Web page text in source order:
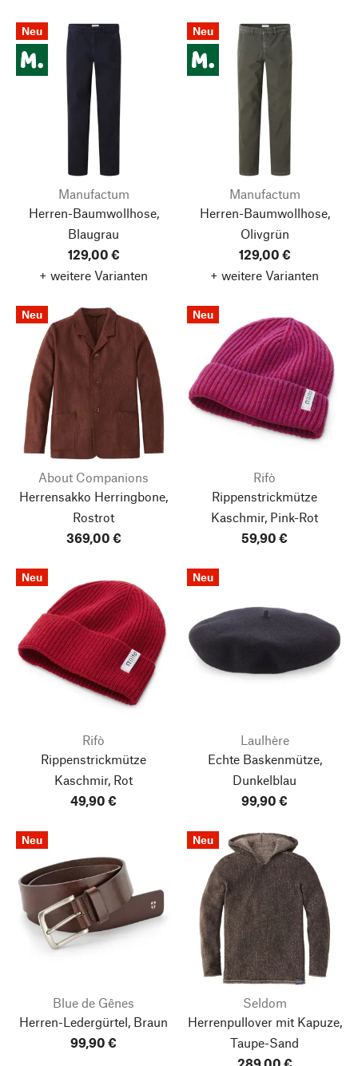
Neu
Manufactum
Herren-Baumwollhose,
Blaugrau
129,00 €
+ weitere Varianten
Neu
Manufactum
Herren-Baumwollhose,
Olivgrün
129,00 €
+ weitere Varianten
Neu
About Companions
Herrensakko Herringbone,
Rostrot
369,00 €
Neu
Rifò
Rippenstrickmütze
Kaschmir, Pink-Rot
59,90 €
Neu
Rifò
Rippenstrickmütze
Kaschmir, Rot
49,90 €
Neu
Laulhère
Echte Baskenmütze,
Dunkelblau
99,90 €
Neu
Blue de Gênes
Herren-Ledergürtel, Braun
99,90 €
Neu
Seldom
Herrenpullover mit Kapuze,
Taupe-Sand